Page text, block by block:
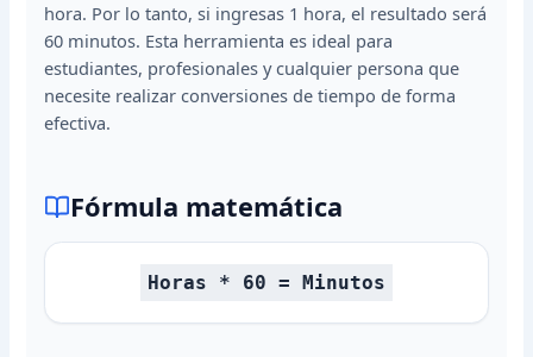
hora. Por lo tanto, si ingresas 1 hora, el resultado será
60 minutos. Esta herramienta es ideal para
estudiantes, profesionales y cualquier persona que
necesite realizar conversiones de tiempo de forma
efectiva.
Fórmula matemática
Horas * 60 = Minutos